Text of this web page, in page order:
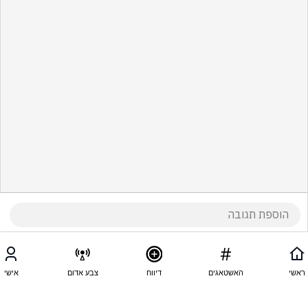
ראשי האשטאגים דיווח צבע אדום אישי